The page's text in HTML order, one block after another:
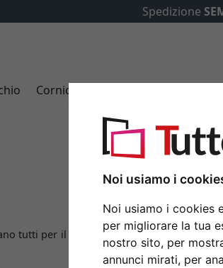
Noi usiamo i
Noi usiamo i cookies
per migliorare la tua
nostro sito, per
annunci mirati, per
Cornici su misura
Cornici per
tutti per il loro ottimo rapporto qualità-